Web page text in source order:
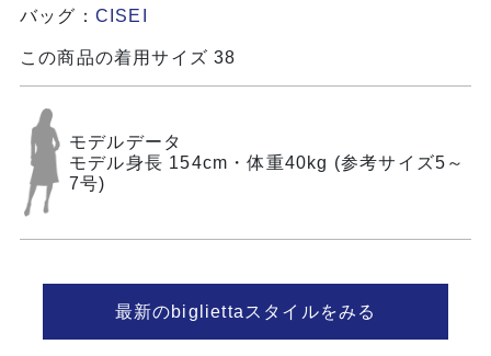
バッグ： CISEI
この商品の着用サイズ 38
モデルデータ
モデル身長 154cm・体重40kg (参考サイズ5～
7号)
最新のbigliettaスタイルをみる